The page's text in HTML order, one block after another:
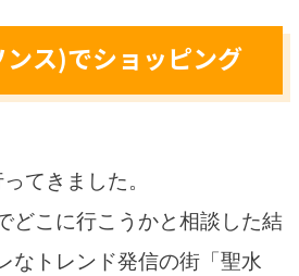
ス)でショッピング
てきました。
どこに行こうかと相談した結
なトレンド発信の街「聖水